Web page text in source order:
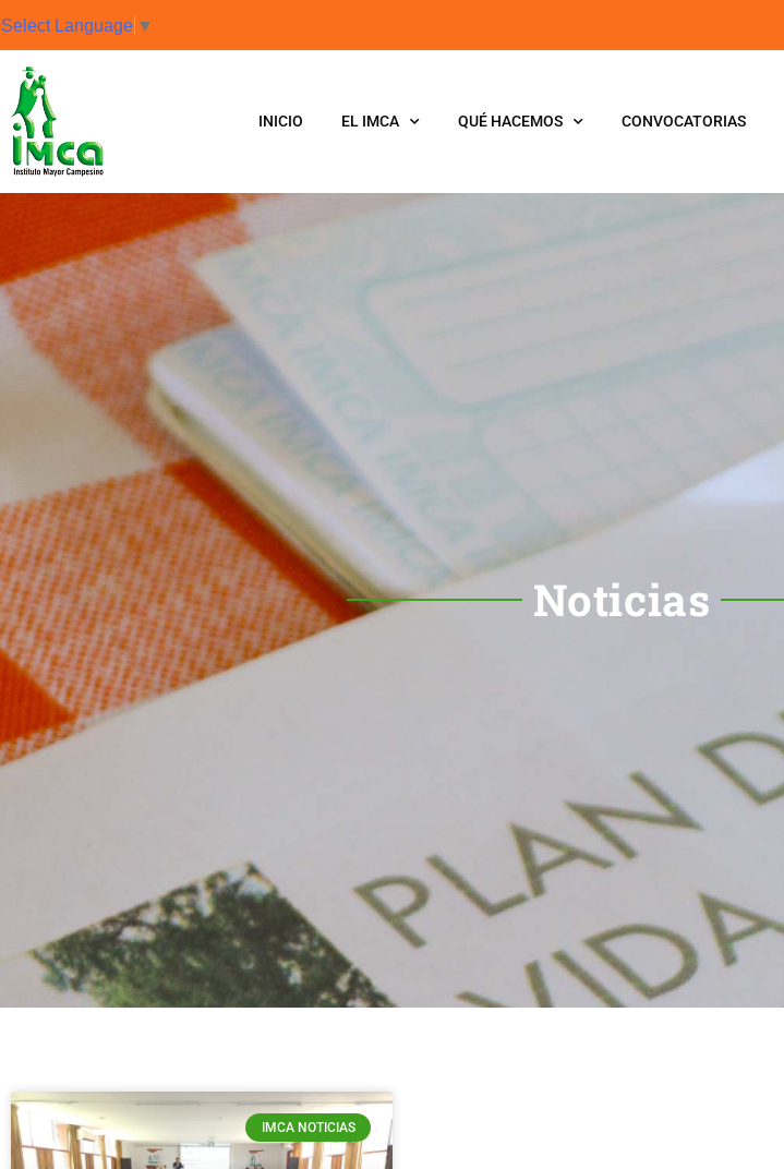
Select Language ▼
INICIO EL IMCA QUÉ HACEMOS CONVOCATORIAS
Noticias
IMCA NOTICIAS